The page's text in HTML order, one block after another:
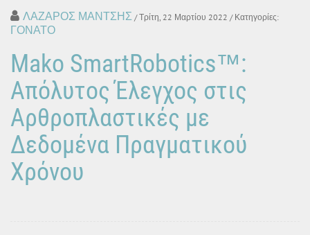
ΛΑΖΑΡΟΣ ΜΑΝΤΣΗΣ / Τρίτη, 22 Μαρτίου 2022 / Κατηγορίες:
ΓΟΝΑΤΟ
Mako SmartRobotics™:
Απόλυτος Έλεγχος στις
Αρθροπλαστικές με
Δεδομένα Πραγματικού
Χρόνου